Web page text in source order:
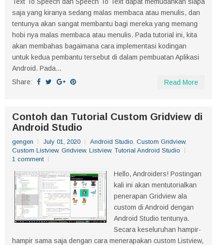
saja yang kiranya sedang malas membaca atau menulis, dan
tentunya akan sangat membantu bagi mereka yang memang
hobi nya malas membaca atau menulis. Pada tutorial ini, kita
akan membahas bagaimana cara implementasi kodingan
untuk kedua pembantu tersebut di dalam pembuatan Aplikasi
Android. Pada...
Share:
Read More
Contoh dan Tutorial Custom Gridview di
Android Studio
gengen July 01, 2020 Android Studio, Custom Gridview,
Custom Listview, Gridview, Listview, Tutorial Android Studio
1 comment
Hello, Androiders! Postingan
kali ini akan mentutorialkan
penerapan Gridview ala
custom di Android dengan
Android Studio tentunya.
Secara keseluruhan hampir-
hampir sama saja dengan cara menerapakan custom Listview,